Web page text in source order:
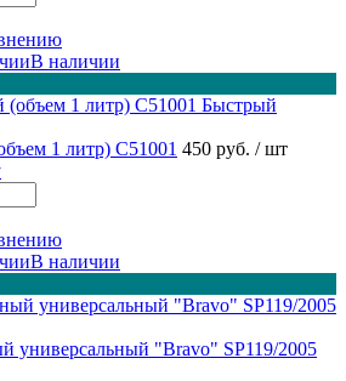
В наличии
Быстрый
1 литр) С51001 450 руб. / шт
В наличии
универсальный "Bravo" SP119/2005